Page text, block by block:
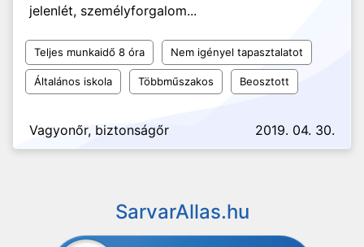
jelenlét, személyforgalom...
Teljes munkaidő 8 óra Nem igényel tapasztalatot
Általános iskola Többműszakos Beosztott
Vagyonőr, biztonságőr 2019. 04. 30.
SarvarAllas.hu